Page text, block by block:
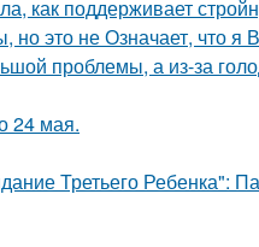
как поддерживает
это не Означает, что я
проблемы, а из-за
24 мая.
Третьего Ребенка":